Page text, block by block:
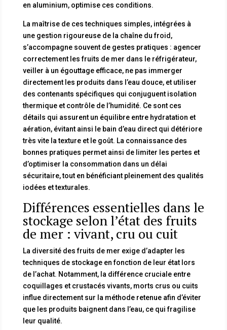
en aluminium, optimise ces conditions.
La maîtrise de ces techniques simples, intégrées à
une gestion rigoureuse de la chaîne du froid,
s’accompagne souvent de gestes pratiques : agencer
correctement les fruits de mer dans le réfrigérateur,
veiller à un égouttage efficace, ne pas immerger
directement les produits dans l’eau douce, et utiliser
des contenants spécifiques qui conjuguent isolation
thermique et contrôle de l’humidité. Ce sont ces
détails qui assurent un équilibre entre hydratation et
aération, évitant ainsi le bain d’eau direct qui détériore
très vite la texture et le goût. La connaissance des
bonnes pratiques permet ainsi de limiter les pertes et
d’optimiser la consommation dans un délai
sécuritaire, tout en bénéficiant pleinement des qualités
iodées et texturales.
Différences essentielles dans le
stockage selon l’état des fruits
de mer : vivant, cru ou cuit
La diversité des fruits de mer exige d’adapter les
techniques de stockage en fonction de leur état lors
de l’achat. Notamment, la différence cruciale entre
coquillages et crustacés vivants, morts crus ou cuits
influe directement sur la méthode retenue afin d’éviter
que les produits baignent dans l’eau, ce qui fragilise
leur qualité.